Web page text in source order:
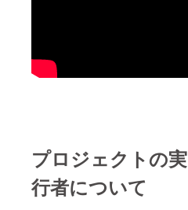
プロジェクトの実
行者について